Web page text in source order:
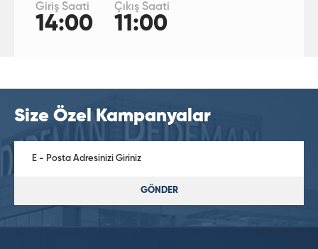
Giriş Saati
14:00
Çıkış Saati
11:00
Size Özel Kampanyalar
GÖNDER